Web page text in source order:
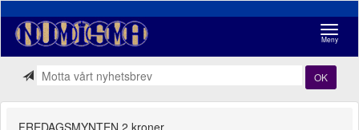
Meny
OK
FREDAGSMYNTEN 2 kroner